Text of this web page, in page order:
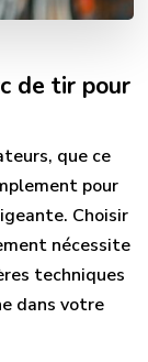
de tir pour
que ce
pour
Choisir
nécessite
techniques
dans votre